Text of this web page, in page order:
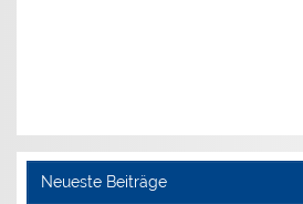
Neueste Beiträge